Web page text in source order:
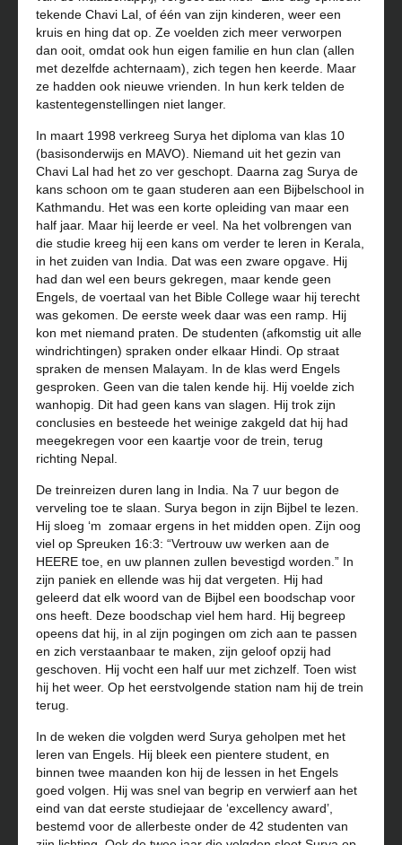
tekende Chavi Lal, of één van zijn kinderen, weer een
kruis en hing dat op. Ze voelden zich meer verworpen
dan ooit, omdat ook hun eigen familie en hun clan (allen
met dezelfde achternaam), zich tegen hen keerde. Maar
ze hadden ook nieuwe vrienden. In hun kerk telden de
kastentegenstellingen niet langer.
In maart 1998 verkreeg Surya het diploma van klas 10
(basisonderwijs en MAVO). Niemand uit het gezin van
Chavi Lal had het zo ver geschopt. Daarna zag Surya de
kans schoon om te gaan studeren aan een Bijbelschool in
Kathmandu. Het was een korte opleiding van maar een
half jaar. Maar hij leerde er veel. Na het volbrengen van
die studie kreeg hij een kans om verder te leren in Kerala,
in het zuiden van India. Dat was een zware opgave. Hij
had dan wel een beurs gekregen, maar kende geen
Engels, de voertaal van het Bible College waar hij terecht
was gekomen. De eerste week daar was een ramp. Hij
kon met niemand praten. De studenten (afkomstig uit alle
windrichtingen) spraken onder elkaar Hindi. Op straat
spraken de mensen Malayam. In de klas werd Engels
gesproken. Geen van die talen kende hij. Hij voelde zich
wanhopig. Dit had geen kans van slagen. Hij trok zijn
conclusies en besteede het weinige zakgeld dat hij had
meegekregen voor een kaartje voor de trein, terug
richting Nepal.
De treinreizen duren lang in India. Na 7 uur begon de
verveling toe te slaan. Surya begon in zijn Bijbel te lezen.
Hij sloeg ‘m zomaar ergens in het midden open. Zijn oog
viel op Spreuken 16:3: “Vertrouw uw werken aan de
HEERE toe, en uw plannen zullen bevestigd worden.” In
zijn paniek en ellende was hij dat vergeten. Hij had
geleerd dat elk woord van de Bijbel een boodschap voor
ons heeft. Deze boodschap viel hem hard. Hij begreep
opeens dat hij, in al zijn pogingen om zich aan te passen
en zich verstaanbaar te maken, zijn geloof opzij had
geschoven. Hij vocht een half uur met zichzelf. Toen wist
hij het weer. Op het eerstvolgende station nam hij de trein
terug.
In de weken die volgden werd Surya geholpen met het
leren van Engels. Hij bleek een pientere student, en
binnen twee maanden kon hij de lessen in het Engels
goed volgen. Hij was snel van begrip en verwierf aan het
eind van dat eerste studiejaar de ‘excellency award’,
bestemd voor de allerbeste onder de 42 studenten van